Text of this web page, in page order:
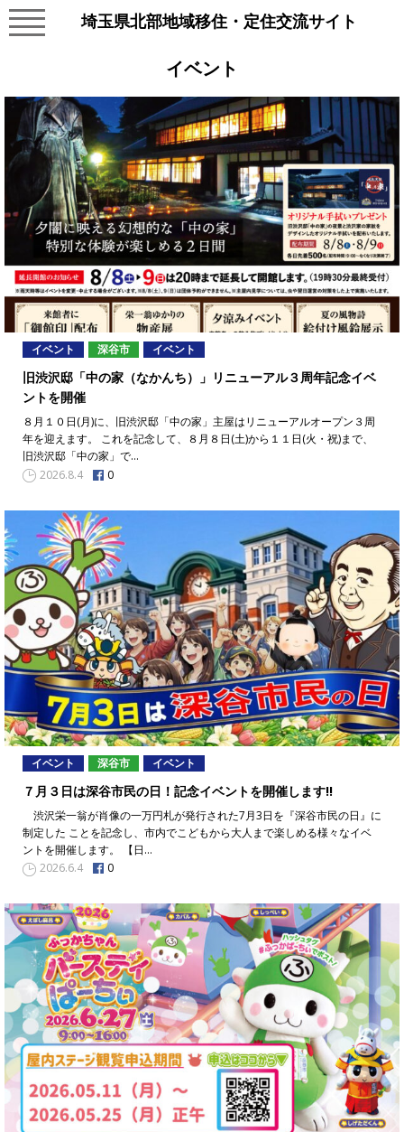
埼玉県北部地域移住・定住交流サイト
イベント
イベント 深谷市 イベント
旧渋沢邸「中の家（なかんち）」リニューアル３周年記念イベ
ントを開催
８月１０日(月)に、旧渋沢邸「中の家」主屋はリニューアルオープン３周
年を迎えます。 これを記念して、８月８日(土)から１１日(火・祝)まで、
旧渋沢邸「中の家」で…
2026.8.4
0
イベント 深谷市 イベント
７月３日は深谷市民の日！記念イベントを開催します!!
渋沢栄一翁が肖像の一万円札が発行された7月3日を『深谷市民の日』に
制定した ことを記念し、市内でこどもから大人まで楽しめる様々なイベ
ントを開催します。 【日…
2026.6.4
0